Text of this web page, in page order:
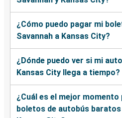
¿Cómo puedo pagar mi
Savannah a Kansas City?
¿Dónde puedo ver si mi
Kansas City llega a tiempo?
¿Cuál es el mejor
boletos de autobús